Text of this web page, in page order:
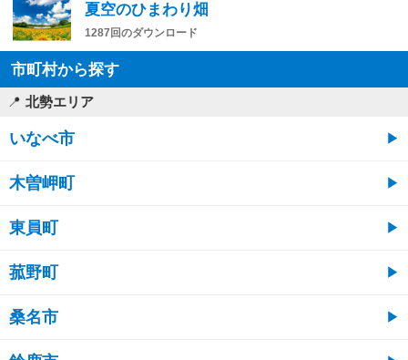
夏空のひまわり畑
1287回のダウンロード
市町村から探す
北勢エリア
いなべ市
木曽岬町
東員町
菰野町
桑名市